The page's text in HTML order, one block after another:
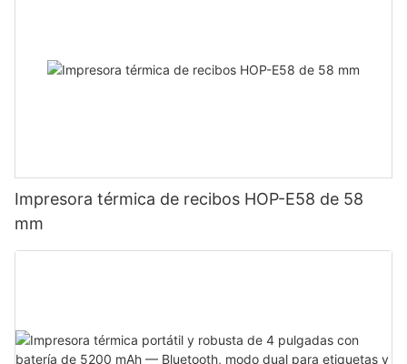
Impresora térmica de recibos HOP-E58 de 58
mm